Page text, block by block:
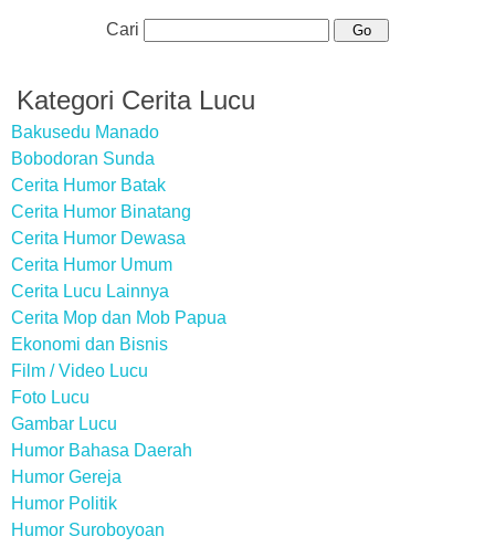
Cari
Kategori Cerita Lucu
Bakusedu Manado
Bobodoran Sunda
Cerita Humor Batak
Cerita Humor Binatang
Cerita Humor Dewasa
Cerita Humor Umum
Cerita Lucu Lainnya
Cerita Mop dan Mob Papua
Ekonomi dan Bisnis
Film / Video Lucu
Foto Lucu
Gambar Lucu
Humor Bahasa Daerah
Humor Gereja
Humor Politik
Humor Suroboyoan